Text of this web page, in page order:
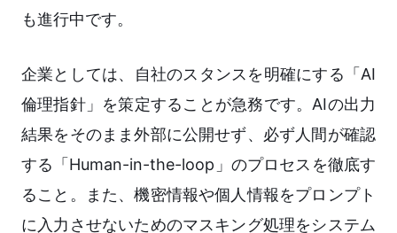
も進行中です。
企業としては、自社のスタンスを明確にする「AI
倫理指針」を策定することが急務です。AIの出力
結果をそのまま外部に公開せず、必ず人間が確認
する「Human-in-the-loop」のプロセスを徹底す
ること。また、機密情報や個人情報をプロンプト
に入力させないためのマスキング処理をシステム